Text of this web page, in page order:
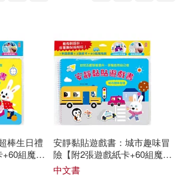
棒生日禮
組魔鬼
安靜黏貼遊戲書：城市趣味冒
險【附2張遊戲紙卡+60組魔鬼
氈】
中文書